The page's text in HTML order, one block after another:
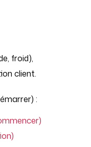
froid),
client.
: